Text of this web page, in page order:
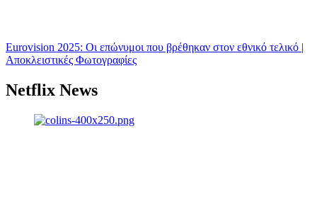
Eurovision 2025: Οι επώνυμοι που βρέθηκαν στον εθνικό τελικό |
Αποκλειστικές Φωτογραφίες
Netflix News